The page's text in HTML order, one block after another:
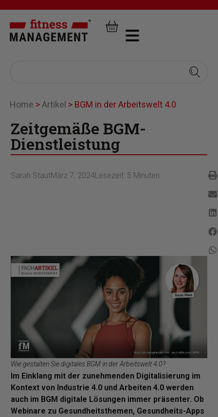
Home >Artikel > BGM in der Arbeitswelt 4.0
Zeitgemäße BGM-
Dienstleistung
Sarah StautMärz 7, 2024Lesezeit: 5 Minuten
Wie gestalten Sie digitales BGM in der Arbeitswelt 4.0?
Im Einklang mit der zunehmenden Digitalisierung im
Kontext von Industrie 4.0 und Arbeiten 4.0 werden
auch im BGM digitale Lösungen immer präsenter. Ob
Webinare zu Gesundheitsthemen, Gesundheits-Apps